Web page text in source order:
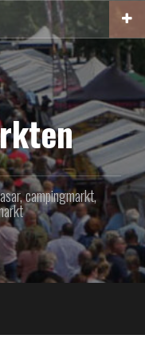
campingmarkt,